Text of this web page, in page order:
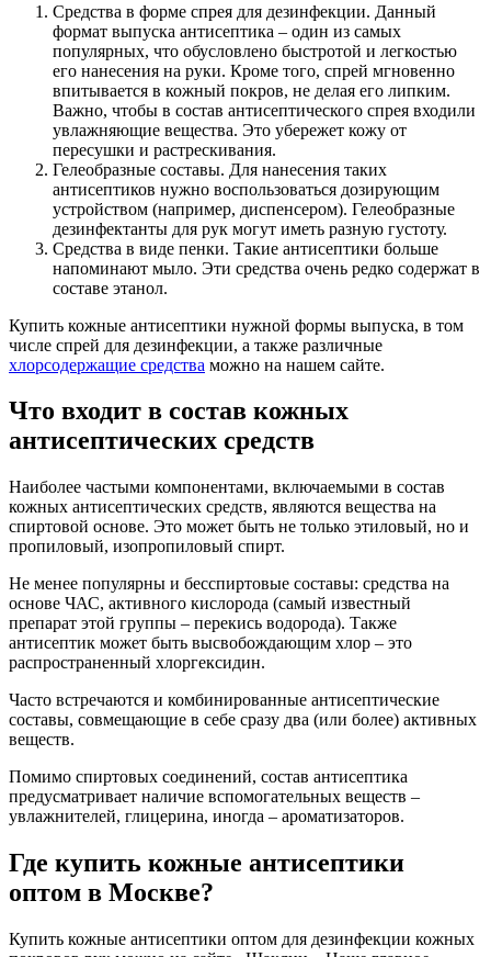
Средства в форме спрея для дезинфекции. Данный
формат выпуска антисептика – один из самых
популярных, что обусловлено быстротой и легкостью
его нанесения на руки. Кроме того, спрей мгновенно
впитывается в кожный покров, не делая его липким.
Важно, чтобы в состав антисептического спрея входили
увлажняющие вещества. Это убережет кожу от
пересушки и растрескивания.
Гелеобразные составы. Для нанесения таких
антисептиков нужно воспользоваться дозирующим
устройством (например, диспенсером). Гелеобразные
дезинфектанты для рук могут иметь разную густоту.
Средства в виде пенки. Такие антисептики больше
напоминают мыло. Эти средства очень редко содержат в
составе этанол.
Купить кожные антисептики нужной формы выпуска, в том
числе спрей для дезинфекции, а также различные
хлорсодержащие средства можно на нашем сайте.
Что входит в состав кожных
антисептических средств
Наиболее частыми компонентами, включаемыми в состав
кожных антисептических средств, являются вещества на
спиртовой основе. Это может быть не только этиловый, но и
пропиловый, изопропиловый спирт.
Не менее популярны и бесспиртовые составы: средства на
основе ЧАС, активного кислорода (самый известный
препарат этой группы – перекись водорода). Также
антисептик может быть высвобождающим хлор – это
распространенный хлоргексидин.
Часто встречаются и комбинированные антисептические
составы, совмещающие в себе сразу два (или более) активных
веществ.
Помимо спиртовых соединений, состав антисептика
предусматривает наличие вспомогательных веществ –
увлажнителей, глицерина, иногда – ароматизаторов.
Где купить кожные антисептики
оптом в Москве?
Купить кожные антисептики оптом для дезинфекции кожных